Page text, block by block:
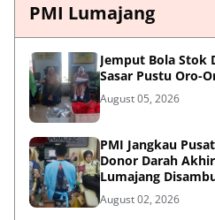
PMI Lumajang
Jemput Bola Stok
Sasar Pustu Oro-
August 05, 2026
PMI Jangkau
Donor Darah
Lumajang
August 02, 2026